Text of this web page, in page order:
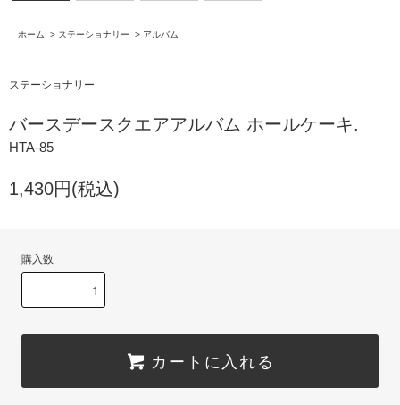
ホーム > ステーショナリー > アルバム
ステーショナリー
バースデースクエアアルバム ホールケーキ.
HTA-85
1,430円(税込)
購入数
カートに入れる